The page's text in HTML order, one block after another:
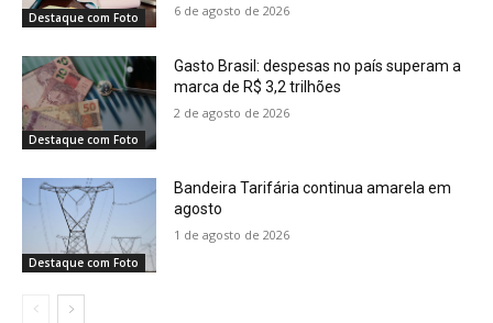
Destaque com Foto 6 de agosto de 2026
Destaque com Foto
Gasto Brasil: despesas no país superam a
marca de R$ 3,2 trilhões
2 de agosto de 2026
Destaque com Foto
Bandeira Tarifária continua amarela em
agosto
1 de agosto de 2026